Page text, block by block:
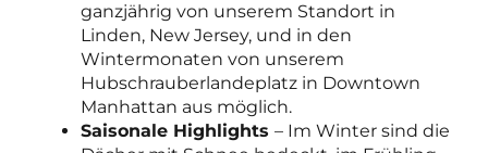
ganzjährig von unserem Standort in
Linden, New Jersey, und in den
Wintermonaten von unserem
Hubschrauberlandeplatz in Downtown
Manhattan aus möglich.
Saisonale Highlights – Im Winter sind die